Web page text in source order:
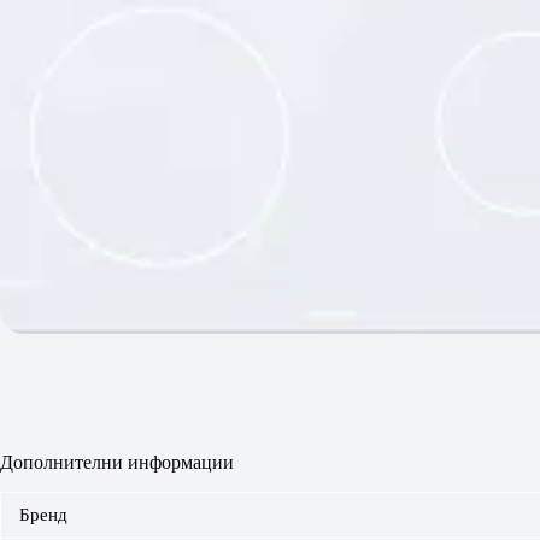
Дополнителни информации
Бренд